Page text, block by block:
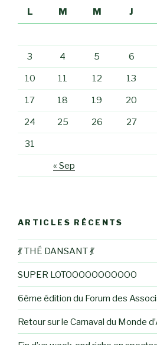
L
M M J
« Sep
3 4 5 6
10 11 12 13
17 18 19 20
24 25 26 27
31
ARTICLES RÉCENTS
💃 THÉ DANSANT 💃
SUPER LOTOOOOOOOOOOO
6ème édition du Forum des
Retour sur le Carnaval du Monde